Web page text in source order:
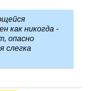
как никогда -
опасно
слегка